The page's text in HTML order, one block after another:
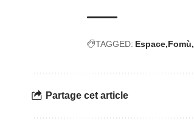
TAGGED: Espace Fomù
Partage cet article